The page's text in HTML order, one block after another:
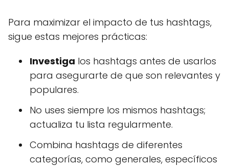
Para maximizar el impacto de tus hashtags,
sigue estas mejores prácticas:
Investiga los hashtags antes de usarlos
para asegurarte de que son relevantes y
populares.
No uses siempre los mismos hashtags;
actualiza tu lista regularmente.
Combina hashtags de diferentes
categorías, como generales, específicos